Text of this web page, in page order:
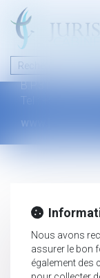
46 avenue de la
B.P.315 -
Tel : +594 594
Nous avons
assurer le bon
également des